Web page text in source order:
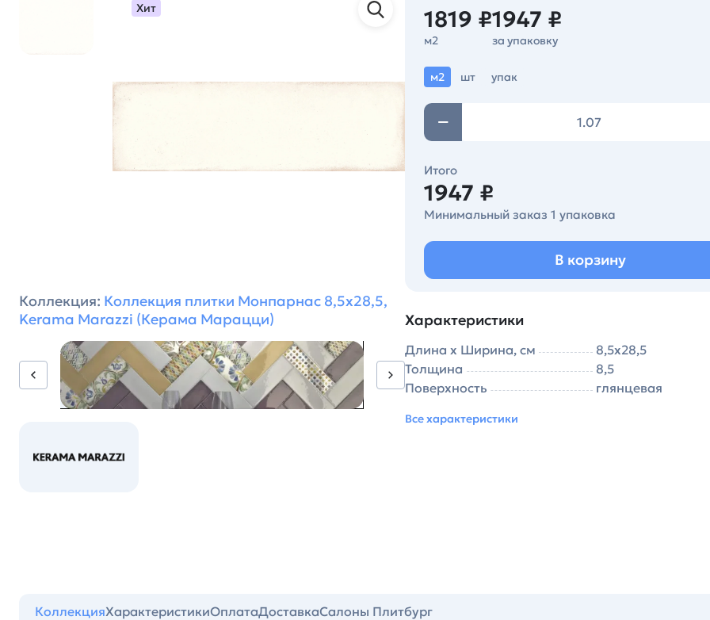
Хит
Коллекция: Коллекция плитки Монпарнас 8,5х28,5,
Kerama Marazzi (Керама Марацци)
1819 ₽
м2
1947 ₽
за упаковку
м2 шт упак
Итого
1947 ₽
Минимальный заказ 1 упаковка
В корзину
Характеристики
Длина х Ширина, см
8,5х28,5
Толщина
8,5
Поверхность
глянцевая
Все характеристики
КоллекцияХарактеристикиОплатаДоставкаСалоны Плитбург